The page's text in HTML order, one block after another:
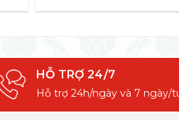
HỖ TRỢ 24/7
Hỗ trợ 24h/ngày và 7 ngày/